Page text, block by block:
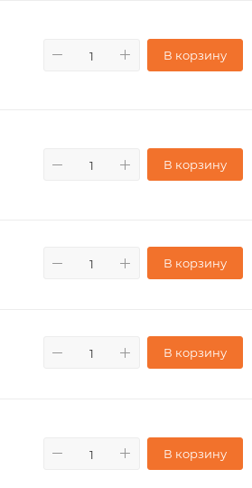
В корзину
В корзину
В корзину
В корзину
В корзину